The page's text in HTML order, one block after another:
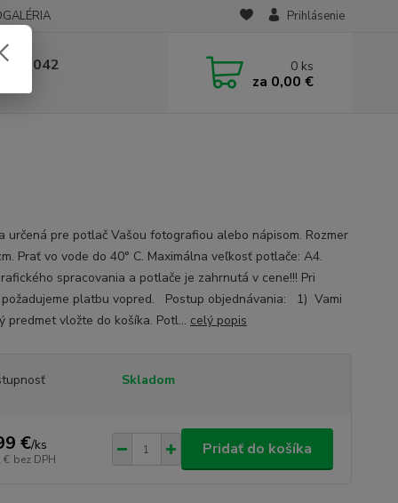
Prihlásenie
236 042 0 ks
za 0,00 €
určená pre potlač Vašou fotografiou alebo nápisom. Rozmer
Prať vo vode do 40° C. Maximálna veľkosť potlače: A4.
spracovania a potlače je zahrnutá v cene!!! Pri
platbu vopred. Postup objednávania: 1) Vami
predmet vložte do košíka. Potl... celý popis
Skladom
€/ks
€ bez DPH
Pridať do košíka